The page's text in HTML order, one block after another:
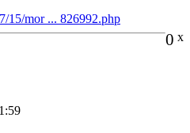
15/mor ... 826992.php
0 x